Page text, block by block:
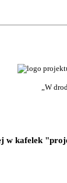
„W
w kafelek